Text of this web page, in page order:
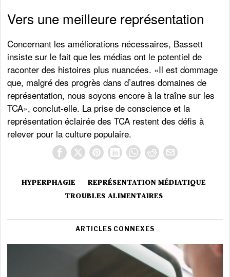
Vers une meilleure représentation
Concernant les améliorations nécessaires, Bassett
insiste sur le fait que les médias ont le potentiel de
raconter des histoires plus nuancées. «Il est dommage
que, malgré des progrès dans d’autres domaines de
représentation, nous soyons encore à la traîne sur les
TCA», conclut-elle. La prise de conscience et la
représentation éclairée des TCA restent des défis à
relever pour la culture populaire.
HYPERPHAGIE
REPRÉSENTATION MÉDIATIQUE
TROUBLES ALIMENTAIRES
ARTICLES CONNEXES